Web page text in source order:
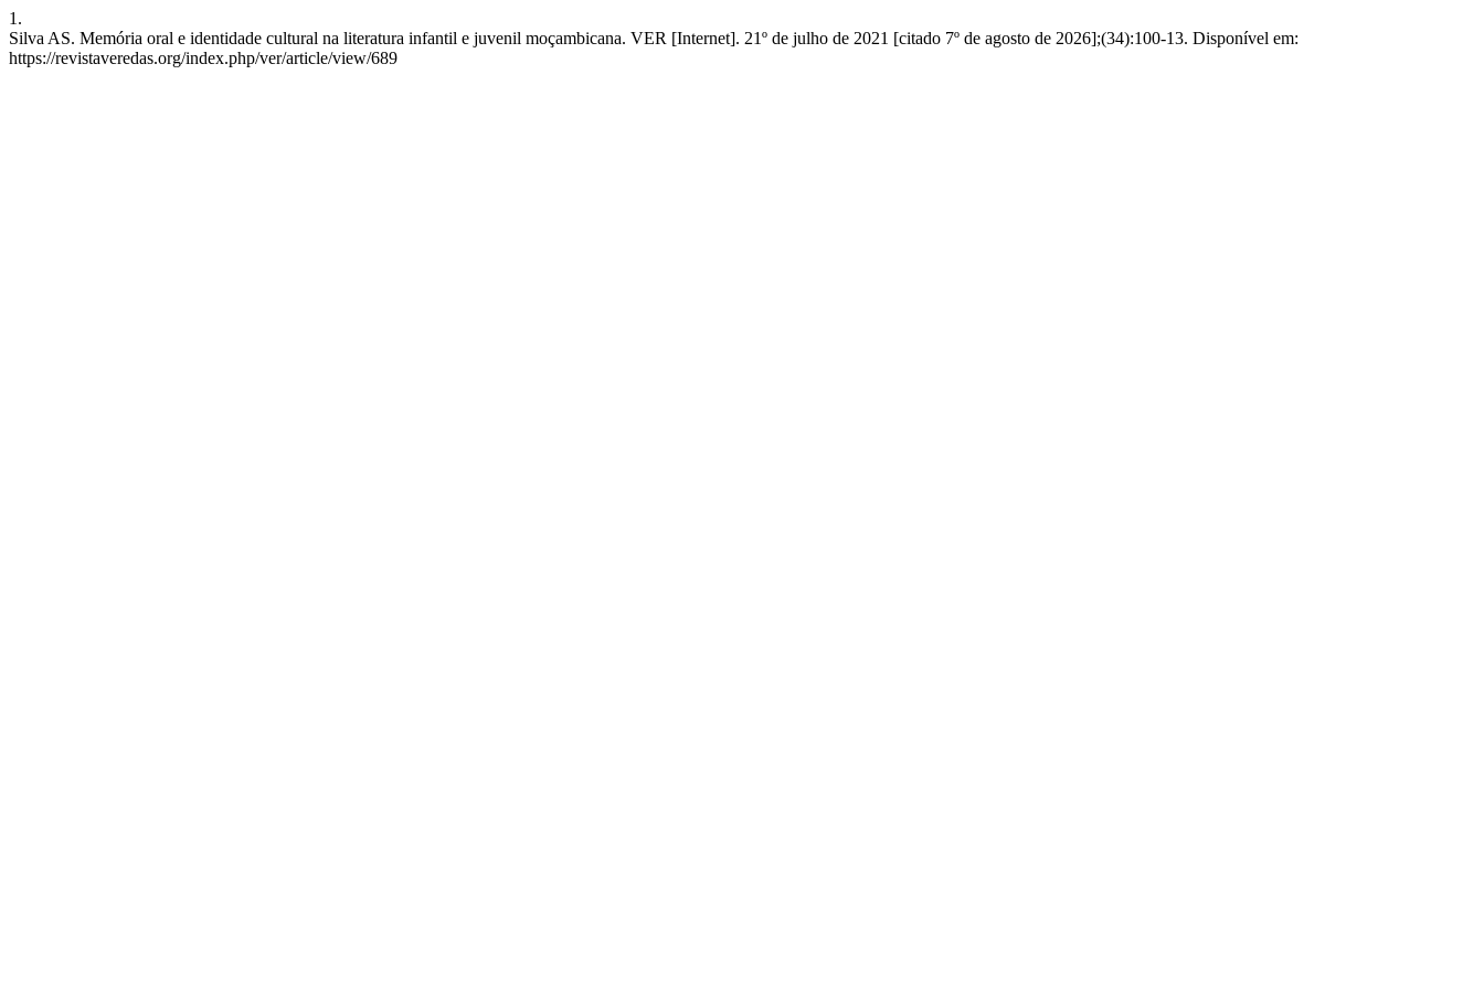
1.
Silva AS. Memória oral e identidade cultural na literatura infantil e juvenil moçambicana. VER [Internet]. 21º de julho de 2021 [citado 7º de agosto de 2026];(34):100-13. Disponível em:
https://revistaveredas.org/index.php/ver/article/view/689